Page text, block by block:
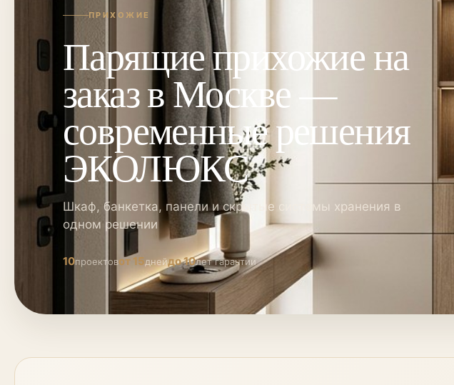
ПРИХОЖИЕ
Парящие прихожие на
заказ в Москве —
современные решения
ЭКОЛЮКС
Шкаф, банкетка, панели и скрытые системы хранения в
одном решении
10проектовот 15днейдо 10лет гарантии